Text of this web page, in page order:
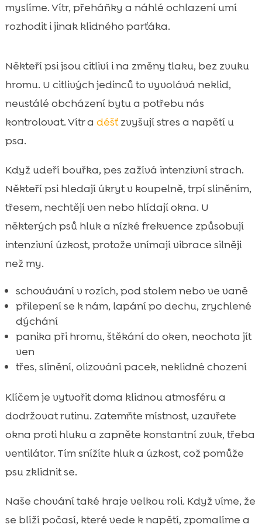
myslíme. Vítr, přeháňky a náhlé ochlazení umí
rozhodit i jinak klidného parťáka.
Někteří psi jsou citliví i na změny tlaku, bez zvuku
hromu. U citlivých jedinců to vyvolává neklid,
neustálé obcházení bytu a potřebu nás
kontrolovat. Vítr a déšťzvyšují stres a napětí u
psa.
Když udeří bouřka, pes zažívá intenzivní strach.
Někteří psi hledají úkryt v koupelně, trpí sliněním,
třesem, nechtějí ven nebo hlídají okna. U
některých psů hluk a nízké frekvence způsobují
intenzivní úzkost, protože vnímají vibrace silněji
než my.
schovávání v rozích, pod stolem nebo ve vaně
přilepení se k nám, lapání po dechu, zrychlené
dýchání
panika při hromu, štěkání do oken, neochota jít
ven
třes, slinění, olizování pacek, neklidné chození
Klíčem je vytvořit doma klidnou atmosféru a
dodržovat rutinu. Zatemňte místnost, uzavřete
okna proti hluku a zapněte konstantní zvuk, třeba
ventilátor. Tím snížíte hluk a úzkost, což pomůže
psu zklidnit se.
Naše chování také hraje velkou roli. Když víme, že
se blíží počasí, které vede k napětí, zpomalíme a